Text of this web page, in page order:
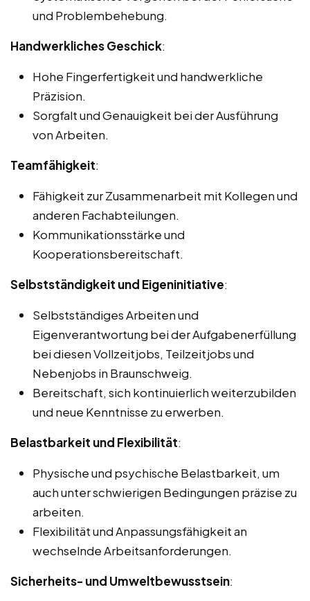
und Problembehebung.
Handwerkliches Geschick:
Hohe Fingerfertigkeit und handwerkliche
Präzision.
Sorgfalt und Genauigkeit bei der Ausführung
von Arbeiten.
Teamfähigkeit:
Fähigkeit zur Zusammenarbeit mit Kollegen und
anderen Fachabteilungen.
Kommunikationsstärke und
Kooperationsbereitschaft.
Selbstständigkeit und Eigeninitiative:
Selbstständiges Arbeiten und
Eigenverantwortung bei der Aufgabenerfüllung
bei diesen Vollzeitjobs, Teilzeitjobs und
Nebenjobs in Braunschweig.
Bereitschaft, sich kontinuierlich weiterzubilden
und neue Kenntnisse zu erwerben.
Belastbarkeit und Flexibilität:
Physische und psychische Belastbarkeit, um
auch unter schwierigen Bedingungen präzise zu
arbeiten.
Flexibilität und Anpassungsfähigkeit an
wechselnde Arbeitsanforderungen.
Sicherheits- und Umweltbewusstsein: